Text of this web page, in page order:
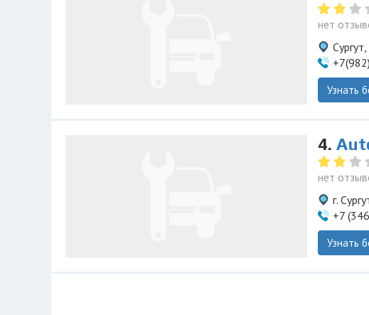
нет
Узнать
4.
нет
г.
+7
Узнать